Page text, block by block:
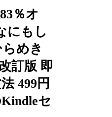
％オ
にもし
めき
訂版 即
499円
セ